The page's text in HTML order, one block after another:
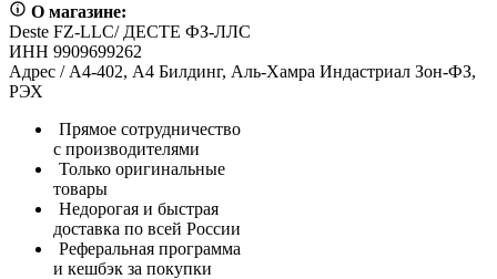
О магазине:
Deste FZ-LLC/ ДЕСТЕ ФЗ-ЛЛС
ИНН 9909699262
Адрес / А4-402, А4 Билдинг, Аль-Хамра Индастриал Зон-ФЗ,
РЭХ
Прямое сотрудничество
с производителями
Только оригинальные
товары
Недорогая и быстрая
доставка по всей России
Реферальная программа
и кешбэк за покупки